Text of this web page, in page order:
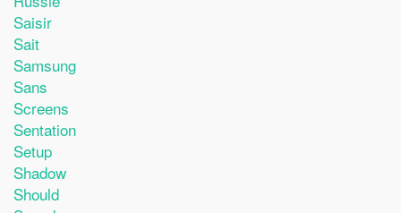
Saisir
Sait
Samsung
Sans
Screens
Sentation
Setup
Shadow
Should